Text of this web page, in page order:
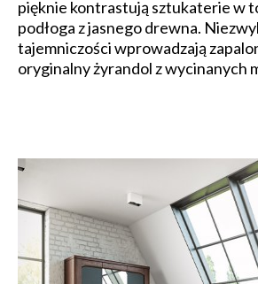
pięknie kontrastują sztukaterie w
podłoga z jasnego drewna.
tajemniczości wprowadzają
oryginalny żyrandol z wycinanych